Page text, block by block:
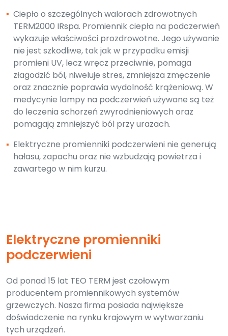
▪ Ciepło o szczególnych walorach zdrowotnych
TERM2000 IRspa. Promiennik ciepła na podczerwień
wykazuje właściwości prozdrowotne. Jego używanie
nie jest szkodliwe, tak jak w przypadku emisji
promieni UV, lecz wręcz przeciwnie, pomaga
złagodzić ból, niweluje stres, zmniejsza zmęczenie
oraz znacznie poprawia wydolność krążeniową. W
medycynie lampy na podczerwień używane są też
do leczenia schorzeń zwyrodnieniowych oraz
pomagają zmniejszyć ból przy urazach.
▪ Elektryczne promienniki podczerwieni nie generują
hałasu, zapachu oraz nie wzbudzają powietrza i
zawartego w nim kurzu.
Elektryczne promienniki
podczerwieni
Od ponad 15 lat TEO TERM jest czołowym
producentem promiennikowych systemów
grzewczych. Nasza firma posiada największe
doświadczenie na rynku krajowym w wytwarzaniu
tych urządzeń.